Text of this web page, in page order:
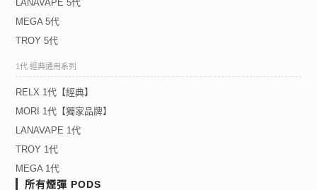
LANAVAPE 5代
MEGA 5代
TROY 5代
1代 經典通用系列
RELX 1代【經典】
MORI 1代【獨家品牌】
LANAVAPE 1代
TROY 1代
MEGA 1代
所有煙彈 PODS